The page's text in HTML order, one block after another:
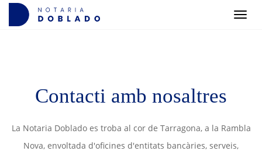
Menú
Contacti amb nosaltres
La Notaria Doblado es troba al cor de Tarragona, a la Rambla
Nova, envoltada d'oficines d'entitats bancàries, serveis,